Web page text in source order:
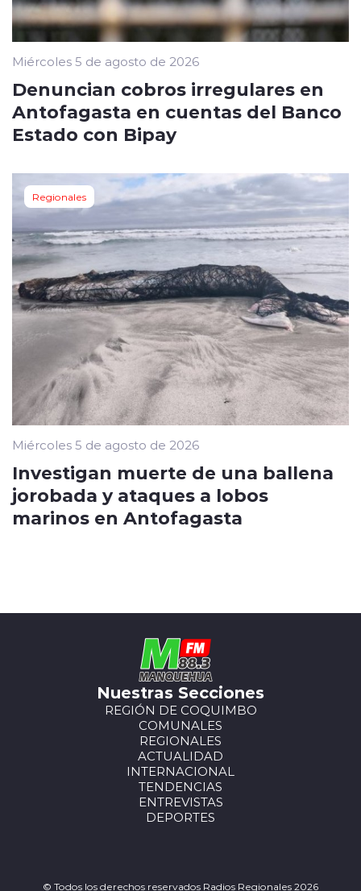
Miércoles 5 de agosto de 2026
Denuncian cobros irregulares en
Antofagasta en cuentas del Banco
Estado con Bipay
Regionales
Miércoles 5 de agosto de 2026
Investigan muerte de una ballena
jorobada y ataques a lobos
marinos en Antofagasta
Nuestras Secciones
REGIÓN DE COQUIMBO
COMUNALES
REGIONALES
ACTUALIDAD
INTERNACIONAL
TENDENCIAS
ENTREVISTAS
DEPORTES
© Todos los derechos reservados Radios Regionales 2026